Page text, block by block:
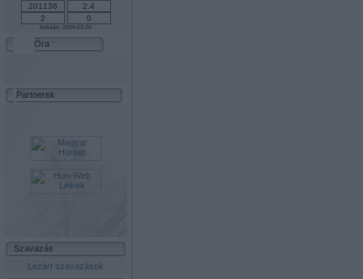
Indulás: 2004-03-20
Óra
Partnerek
Szavazás
Lezárt szavazások